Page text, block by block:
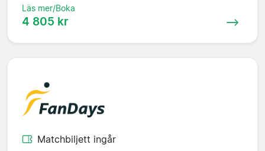
Läs mer/Boka
4 805 kr
Matchbiljett ingår